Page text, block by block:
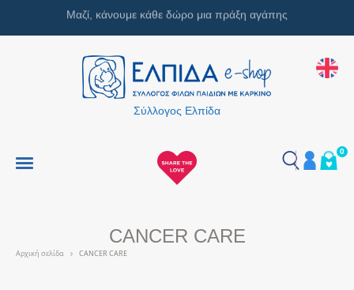
Μαζί, κάνουμε κάθε δώρο μια πράξη αγάπης
Σύλλογος Ελπίδα
0
CANCER CARE
Αρχική σελίδα CANCER CARE